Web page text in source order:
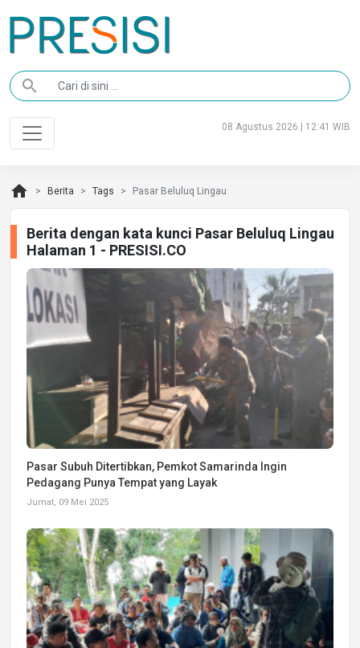
search
08 Agustus 2026 | 12:41 WIB
home Berita Tags Pasar Beluluq Lingau
Berita dengan kata kunci Pasar Beluluq Lingau
Halaman 1 - PRESISI.CO
Pasar Subuh Ditertibkan, Pemkot Samarinda Ingin
Pedagang Punya Tempat yang Layak
Jumat, 09 Mei 2025